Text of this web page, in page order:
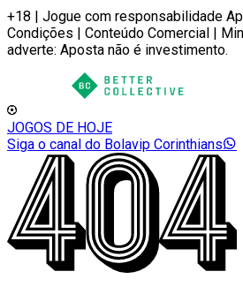
+18 | Jogue com responsabilidade
Condições | Conteúdo Comercial |
adverte: Aposta não é investimento.
JOGOS DE HOJE
Siga o canal do Bolavip Corinthians